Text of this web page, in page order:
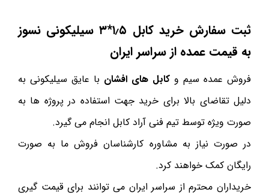
ثبت سفارش خرید کابل ۱٫۵*۳ سیلیکونی نسوز
به قیمت عمده از سراسر ایران
فروش عمده سیم و کابل های افشان با عایق سیلیکونی به
دلیل تقاضای بالا برای خرید جهت استفاده در پروژه ها به
صورت ویژه توسط تیم فنی آراد کابل انجام می گیرد.
در صورت نیاز به مشاوره کارشناسان فروش ما به صورت
رایگان کمک خواهند کرد.
خریداران محترم از سراسر ایران می توانند برای قیمت گیری